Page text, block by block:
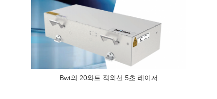
Bwt의 20와트 적외선 5초 레이저